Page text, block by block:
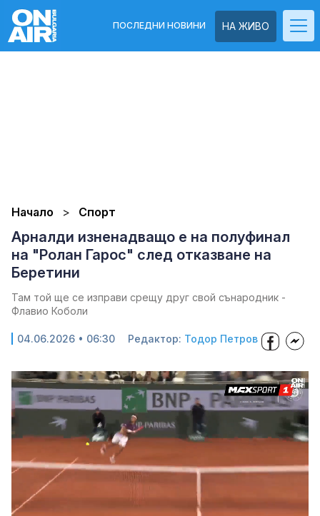
НА ЖИВО
ПОСЛЕДНИ НОВИНИ
Начало Спорт
Арналди изненадващо е на полуфинал
на "Ролан Гарос" след отказване на
Беретини
Там той ще се изправи срещу друг свой сънародник -
Флавио Коболи
04.06.2026 • 06:30 Редактор: Тодор Петров